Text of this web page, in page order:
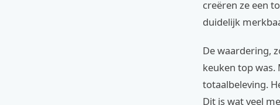
creëren ze een
duidelijk
De waardering,
keuken top was.
totaalbeleving.
Dit is wat veel